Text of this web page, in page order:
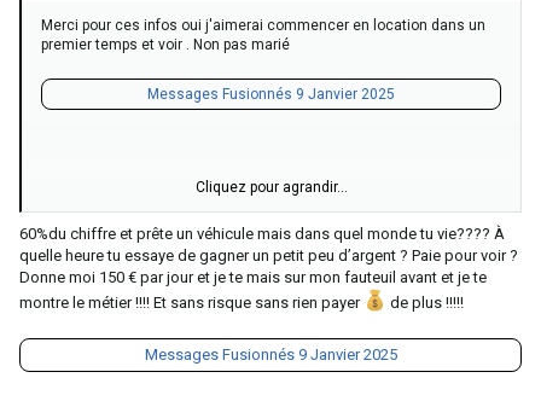
Merci pour ces infos oui j'aimerai commencer en location dans un
premier temps et voir . Non pas marié
Messages Fusionnés 9 Janvier 2025
Je suis sur paris. Je sais que certains prennent 60% du chiffre mais
mais ça permet de voir .
Cliquez pour agrandir...
60%du chiffre et prête un véhicule mais dans quel monde tu vie???? À
quelle heure tu essaye de gagner un petit peu d’argent ? Paie pour voir ?
Donne moi 150 € par jour et je te mais sur mon fauteuil avant et je te
montre le métier !!!! Et sans risque sans rien payer
de plus !!!!!
Messages Fusionnés 9 Janvier 2025